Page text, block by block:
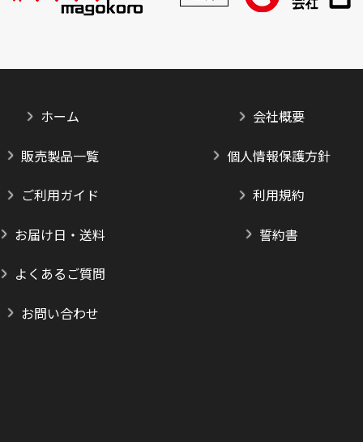
ホーム
販売製品一覧
ご利用ガイド
お届け日・送料
よくあるご質問
お問い合わせ
会社概要
個人情報保護方針
利用規約
誓約書